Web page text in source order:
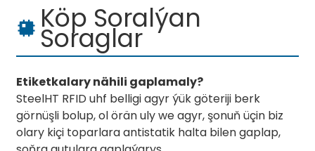
Köp Soralýan
Soraglar
Etiketkalary nähili gaplamaly?
SteelHT RFID uhf belligi agyr ýük göteriji berk
görnüşli bolup, ol örän uly we agyr, şonuň üçin biz
olary kiçi toparlara antistatik halta bilen gaplap,